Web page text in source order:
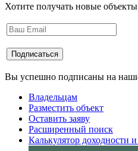
Хотите получать новые
Вы успешно подписаны на
Владельцам
Разместить объект
Оставить заяву
Расширенный поиск
Калькулятор доходности